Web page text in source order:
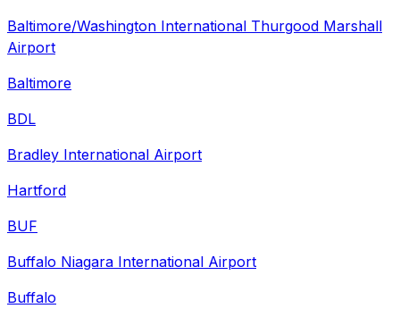
Baltimore/Washington International Thurgood Marshall
Airport
Baltimore
BDL
Bradley International Airport
Hartford
BUF
Buffalo Niagara International Airport
Buffalo